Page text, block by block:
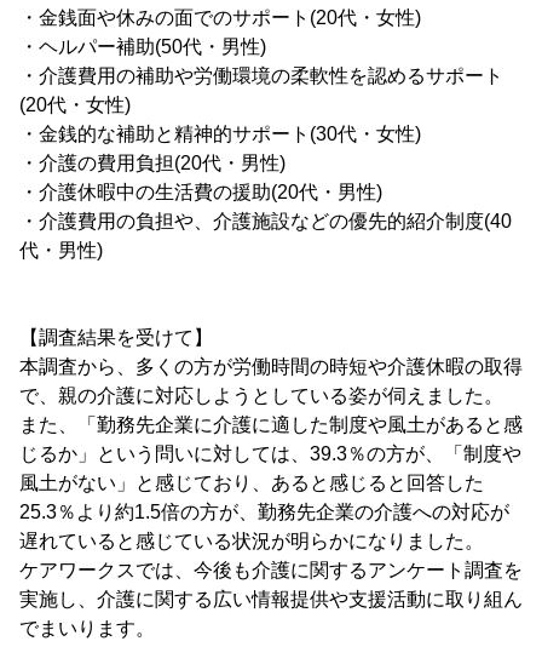
・金銭面や休みの面でのサポート(20代・女性)
・ヘルパー補助(50代・男性)
・介護費用の補助や労働環境の柔軟性を認めるサポート
(20代・女性)
・金銭的な補助と精神的サポート(30代・女性)
・介護の費用負担(20代・男性)
・介護休暇中の生活費の援助(20代・男性)
・介護費用の負担や、介護施設などの優先的紹介制度(40
代・男性)
【調査結果を受けて】
本調査から、多くの方が労働時間の時短や介護休暇の取得
で、親の介護に対応しようとしている姿が伺えました。
また、「勤務先企業に介護に適した制度や風土があると感
じるか」という問いに対しては、39.3％の方が、「制度や
風土がない」と感じており、あると感じると回答した
25.3％より約1.5倍の方が、勤務先企業の介護への対応が
遅れていると感じている状況が明らかになりました。
ケアワークスでは、今後も介護に関するアンケート調査を
実施し、介護に関する広い情報提供や支援活動に取り組ん
でまいります。